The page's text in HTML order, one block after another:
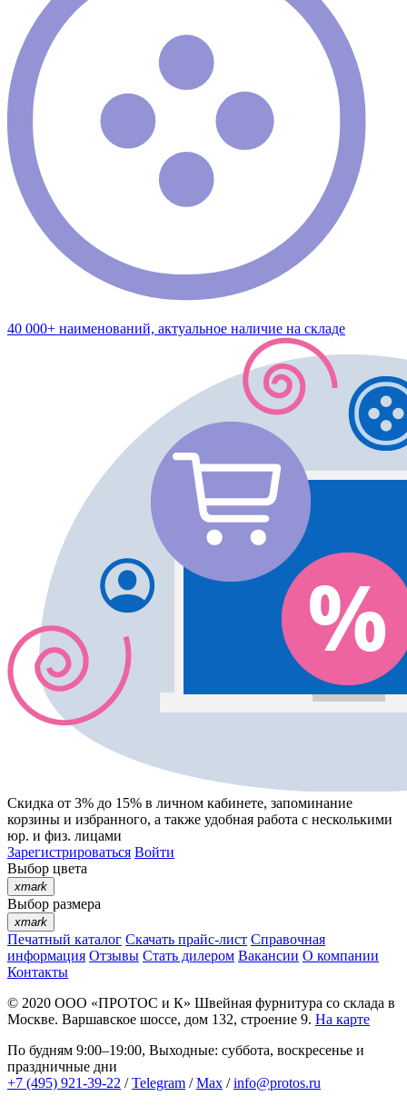
40 000+ наименований, актуальное наличие на складе
Скидка от 3% до 15% в личном кабинете, запоминание
корзины и избранного, а также удобная работа с несколькими
юр. и физ. лицами
Зарегистрироваться Войти
Выбор цвета
xmark
Выбор размера
xmark
Печатный каталог Скачать прайс-лист Справочная
информация Отзывы Стать дилером Вакансии О компании
Контакты
© 2020 ООО «ПРОТОС и К» Швейная фурнитура со склада в
Москве. Варшавское шоссе, дом 132, строение 9. На карте
По будням 9:00–19:00, Выходные: суббота, воскресенье и
праздничные дни
+7 (495) 921-39-22 /Telegram /Max /info@protos.ru